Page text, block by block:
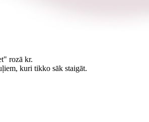
rozā kr.
kuri tikko sāk staigāt.